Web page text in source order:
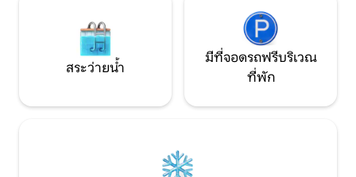
สระว่ายน้ำ
มีที่จอดรถฟรีบริเวณ
ที่พัก